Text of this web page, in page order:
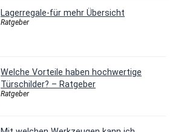
Lagerregale-für mehr Übersicht
Ratgeber
Welche Vorteile haben hochwertige
Türschilder? – Ratgeber
Ratgeber